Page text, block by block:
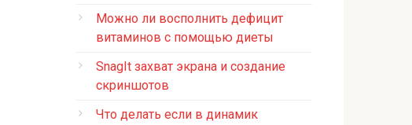
Можно ли восполнить дефицит
витаминов с помощью диеты
SnagIt захват экрана и создание
скриншотов
Что делать если в динамик